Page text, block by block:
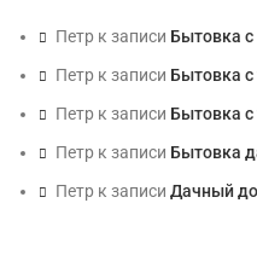
Петр к записи Бытовка
Петр к записи Бытовка с
Петр к записи Бытовка с
Петр к записи Бытовка
Петр к записи Дачный